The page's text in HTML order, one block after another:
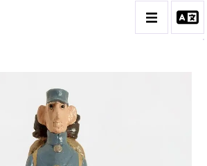
CHASSE-POT
BIOGRAPHIE